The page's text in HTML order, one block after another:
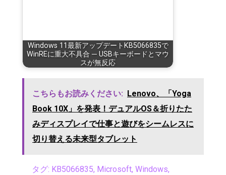
Windows 11最新アップデートKB5066835で
WinREに重大不具合 ─ USBキーボードとマウ
スが無反応
こちらもお読みください:
Lenovo、「Yoga
Book 10X」を発表！デュアルOS＆折りたた
みディスプレイで仕事と遊びをシームレスに
切り替える未来型タブレット
タグ: KB5066835, Microsoft, Windows,